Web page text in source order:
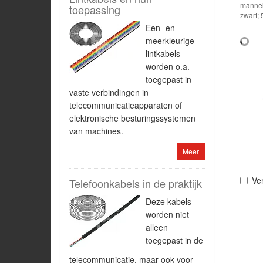
toepassing
Een- en
meerkleurige
lintkabels
worden o.a.
toegepast in
vaste verbindingen in
telecommunicatieapparaten of
elektronische besturingssystemen
van machines.
Meer
Telefoonkabels in de praktijk
Deze kabels
worden niet
alleen
toegepast in de
telecommunicatie, maar ook voor
zwart;